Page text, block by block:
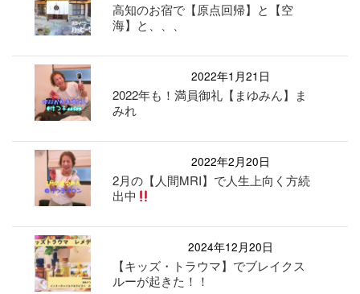
高知のお宿で【原点回帰】と【空
海】と、、、
2022年1月21日
2022年も！満員御礼【まゆみん】ま
みれ
2022年2月20日
2月の【人間MRI】で人生上向く方続
出中
2024年12月20日
【キッズ・トラウマ】でブレイクス
ルーが起きた！！